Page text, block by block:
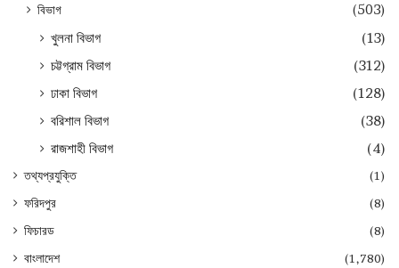
বিভাগ
(503)
খুলনা বিভাগ
(13)
চট্টগ্রাম বিভাগ
(312)
ঢাকা বিভাগ
(128)
বরিশাল বিভাগ
(38)
রাজশাহী বিভাগ
(4)
তথ্যপ্রযুক্তি
(1)
ফরিদপুর
(8)
ফিচারড
(8)
বাংলাদেশ
(1,780)